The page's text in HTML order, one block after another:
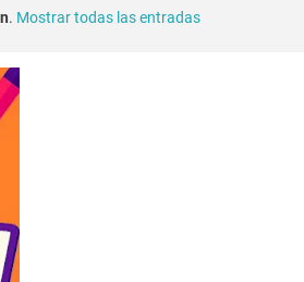
. Mostrar todas las entradas